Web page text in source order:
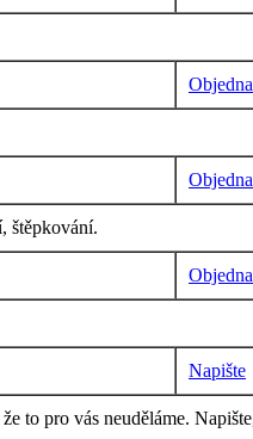
štěpkování.
Napište
to pro vás neuděláme.